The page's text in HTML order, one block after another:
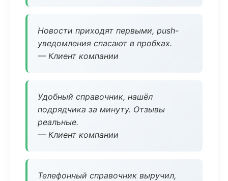
Новости приходят первыми, push-
уведомления спасают в пробках.
— Клиент компании
Удобный справочник, нашёл
подрядчика за минуту. Отзывы
реальные.
— Клиент компании
Телефонный справочник выручил,